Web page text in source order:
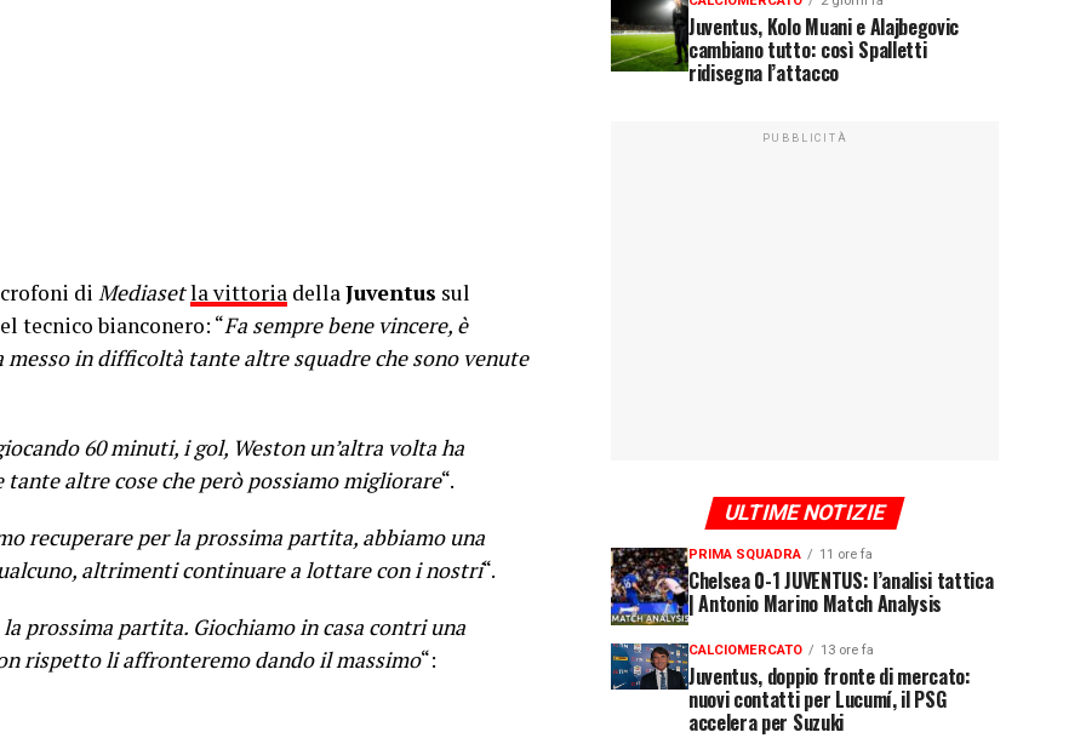
di Mediasetla vittoria dellaJuventus sul
tecnico bianconero: “Fa sempre bene vincere, è
in difficoltà tante altre squadre che sono venute
60 minuti, i gol, Weston un’altra volta ha
altre cose che però possiamo migliorare“.
recuperare per la prossima partita, abbiamo una
altrimenti continuare a lottare con i nostri“.
prossima partita. Giochiamo in casa contri una
rispetto li affronteremo dando il massimo“:
Juventus, Kolo Muani e Alajbegovic
cambiano tutto: così Spalletti
ridisegna l’attacco
PUBBLICITÀ
ULTIME NOTIZIE
PRIMA SQUADRA 11 ore fa
Chelsea 0-1 JUVENTUS: l’analisi tattica
| Antonio Marino Match Analysis
CALCIOMERCATO 13 ore fa
Juventus, doppio fronte di mercato:
nuovi contatti per Lucumí, il PSG
accelera per Suzuki